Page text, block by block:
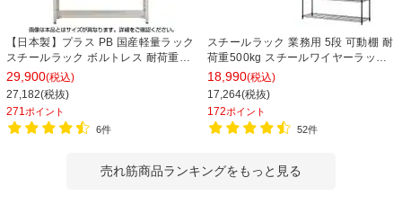
【日本製】プラス PB 国産軽量ラック
スチールラック ボルトレス 耐荷重
150kg/段 天地6段 幅1812×奥行462×
高さ2100mm スチール棚 スチールシ
ェルフ 収納棚 オープンラック 収納ラ
ック
29,900(税込)
27,182(税抜)
271 ポイント
6件
スチールラック 業務用 5段 可動棚 耐
荷重500kg スチールワイヤーラック
シェルゴ 幅1515×奥行460×高さ
1740mm
18,990(税込)
17,264(税抜)
172ポイント
52件
売れ筋商品ランキングをもっと見る